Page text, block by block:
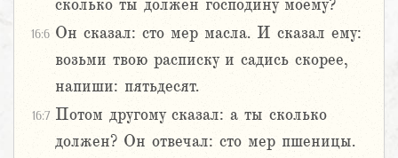
сколько ты должен господину моему?
16:6 Он сказал: сто мер масла. И сказал ему:
возьми твою расписку и садись скорее,
напиши: пятьдесят.
16:7 Потом другому сказал: а ты сколько
должен? Он отвечал: сто мер пшеницы.